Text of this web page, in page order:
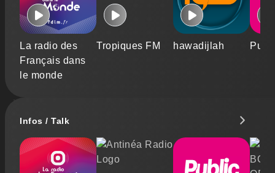
La radio des
Français dans
le monde
Tropiques FM hawadijlah
Infos / Talk